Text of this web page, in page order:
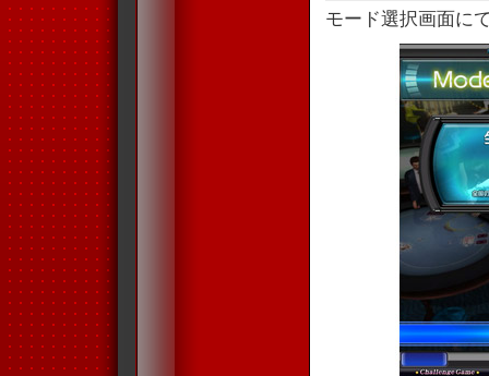
モード選択画面に